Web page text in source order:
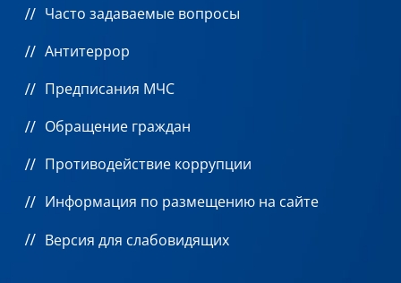
Часто задаваемые вопросы
Антитеррор
Предписания МЧС
Обращение граждан
Противодействие коррупции
Информация по размещению на сайте
Версия для слабовидящих